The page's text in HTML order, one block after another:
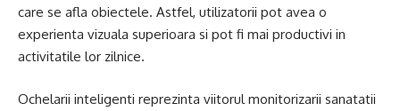
care se afla obiectele. Astfel, utilizatorii pot avea o
experienta vizuala superioara si pot fi mai productivi in
activitatile lor zilnice.
Ochelarii inteligenti reprezinta viitorul monitorizarii sanatatii